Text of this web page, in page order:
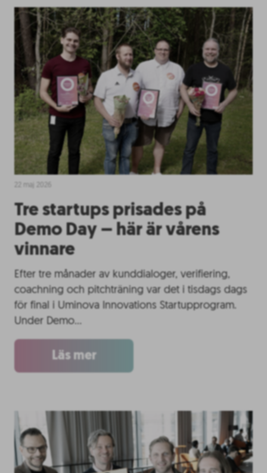
Tre startups prisades på
Demo Day – här är vårens
vinnare
Efter tre månader av kunddialoger, verifiering,
coachning och pitchträning var det i tisdags dags
för final i Uminova Innovations Startupprogram.
Under Demo…
Läs mer